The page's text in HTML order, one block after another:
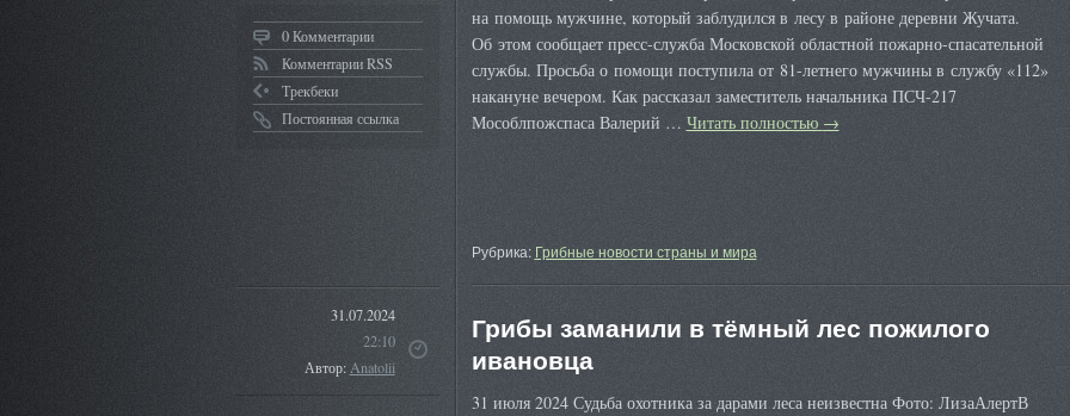
0 Комментарии
Комментарии RSS
Трекбеки
Постоянная ссылка
на помощь мужчине, который заблудился в лесу в районе деревни Жучата.
Об этом сообщает пресс-служба Московской областной пожарно-спасательной
службы. Просьба о помощи поступила от 81-летнего мужчины в службу «112»
накануне вечером. Как рассказал заместитель начальника ПСЧ-217
Мособлпожспаса Валерий … Читать полностью →
Рубрика: Грибные новости страны и мира
31.07.2024
22:10
Автор:Anatolii
Грибы заманили в тёмный лес пожилого
ивановца
31 июля 2024 Судьба охотника за дарами леса неизвестна Фото: ЛизаАлертВ